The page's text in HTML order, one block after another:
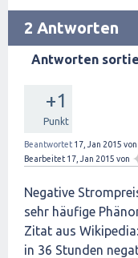
2 Antworten
Antworten
+1
Punkt
Beantwortet 17, Jan 2015 von
Bearbeitet 17, Jan 2015 von
Negative
sehr häufige
Zitat aus
in 36 Stunden